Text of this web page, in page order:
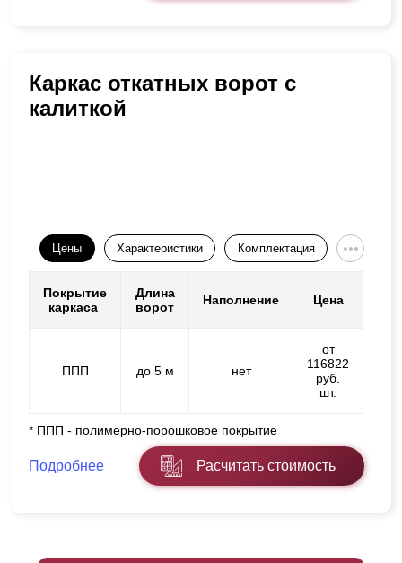
Каркас откатных ворот с
калиткой
Цены Характеристики Комплектация
Покрытие
каркаса
Длина
ворот
Наполнение Цена
ППП до 5 м нет
от
116822
руб.
шт.
* ППП - полимерно-порошковое покрытие
Подробнее Расчитать стоимость